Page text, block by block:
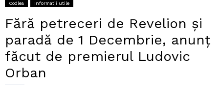
Codlea Informatii utile
Fără petreceri de Revelion și
paradă de 1 Decembrie, anunț
făcut de premierul Ludovic
Orban